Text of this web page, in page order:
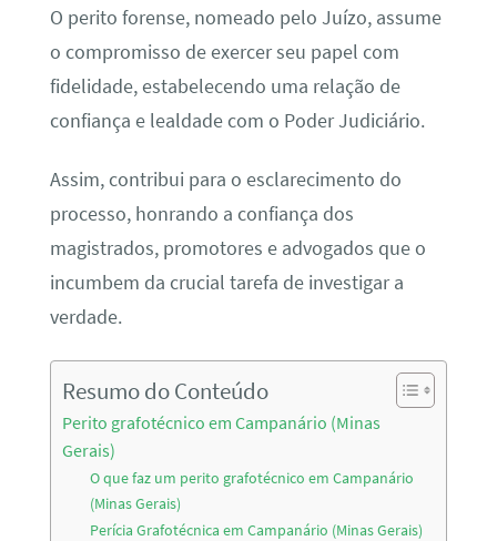
O perito forense, nomeado pelo Juízo, assume
o compromisso de exercer seu papel com
fidelidade, estabelecendo uma relação de
confiança e lealdade com o Poder Judiciário.
Assim, contribui para o esclarecimento do
processo, honrando a confiança dos
magistrados, promotores e advogados que o
incumbem da crucial tarefa de investigar a
verdade.
Resumo do Conteúdo
Perito grafotécnico em Campanário (Minas
Gerais)
O que faz um perito grafotécnico em Campanário
(Minas Gerais)
Perícia Grafotécnica em Campanário (Minas Gerais)